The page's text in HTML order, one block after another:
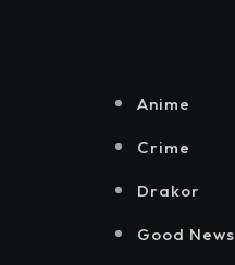
Anime
Crime
Drakor
Good News